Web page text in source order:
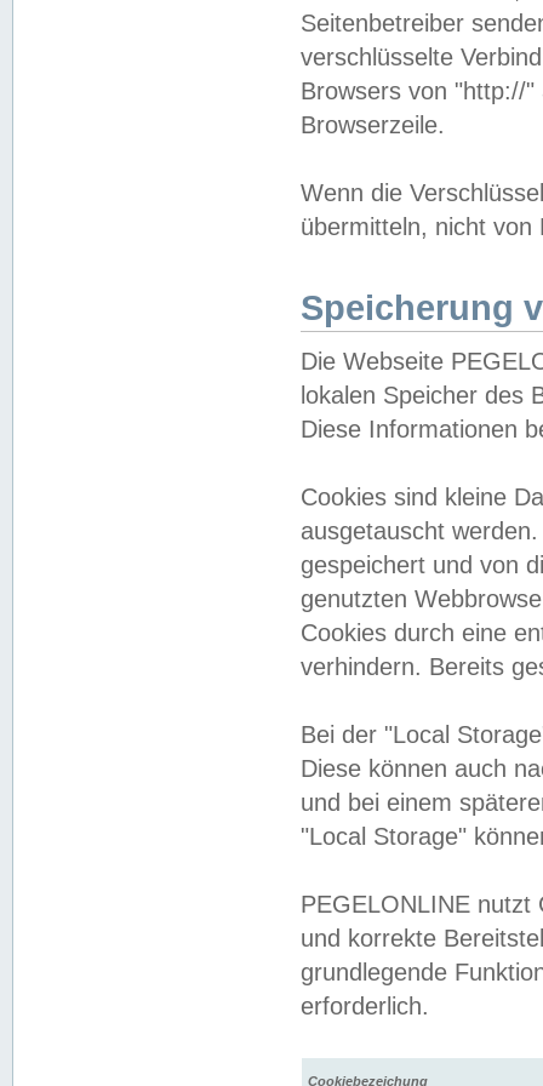
Seitenbetreiber
verschlüsselte
Browsers von "http://
Browserzeile.
Wenn die
übermitteln, nicht von
Speicherung
Die Webseite
lokalen Speicher des
Diese Informationen
Cookies sind kleine
ausgetauscht
gespeichert und von
genutzten
Cookies durch eine
verhindern. Bereits
Bei der "Local
Diese können auch
und bei einem
"Local Storage"
PEGELONLINE nutzt
und korrekte
grundlegende
erforderlich.
Cookiebezeichung